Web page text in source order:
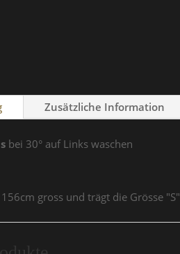
Zusätzliche Information
bei 30° auf Links waschen
gross und trägt die Grösse "S"